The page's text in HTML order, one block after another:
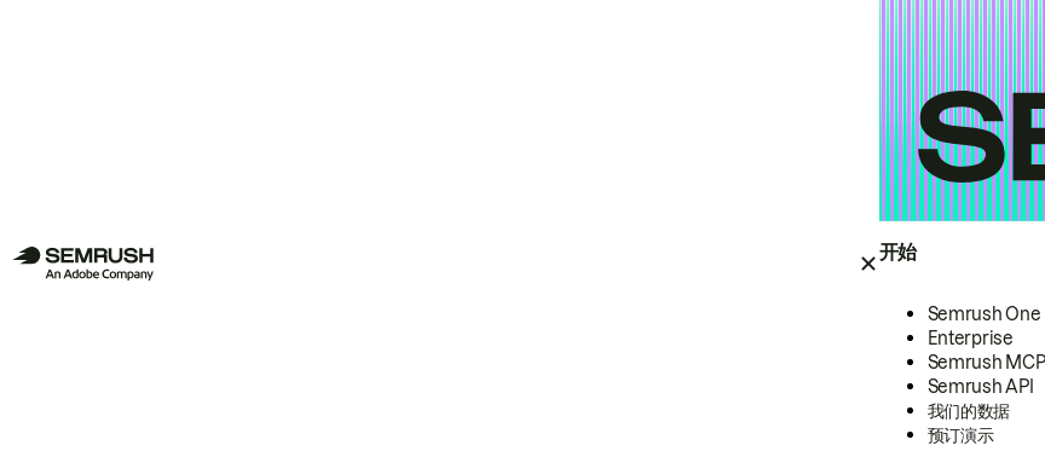
开始
Semrush One
Enterprise
Semrush MCP
Semrush API
我们的数据
预订演示